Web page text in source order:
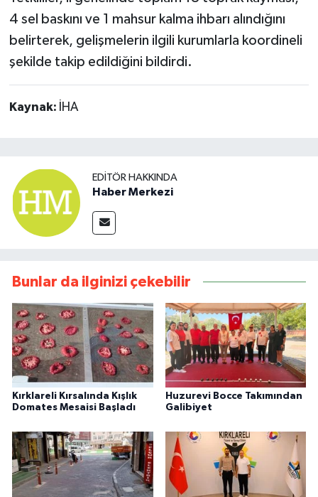
4 sel baskını ve 1 mahsur kalma ihbarı alındığını
belirterek, gelişmelerin ilgili kurumlarla koordineli
şekilde takip edildiğini bildirdi.
Kaynak: İHA
EDITÖR HAKKINDA
Haber Merkezi
Bunlar da ilginizi çekebilir
Kırklareli Kırsalında Kışlık
Domates Mesaisi Başladı
Huzurevi Bocce Takımından
Galibiyet